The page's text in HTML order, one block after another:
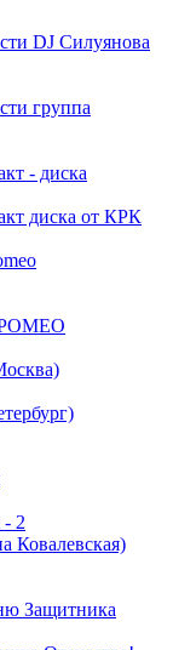
DJ Силуянова
группа
- диска
диска от КРК
- 2
Ковалевская)
Защитника